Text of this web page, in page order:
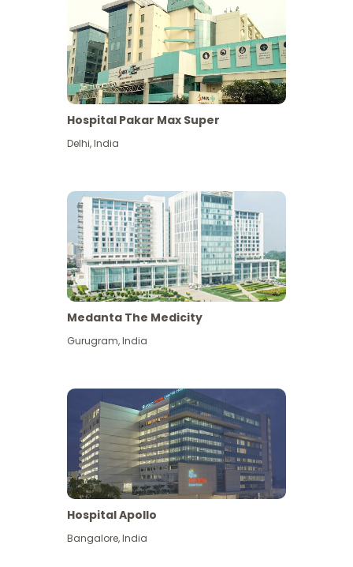
Hospital Pakar Max Super
Delhi,India
Medanta The Medicity
Gurugram,India
Hospital Apollo
Bangalore,India